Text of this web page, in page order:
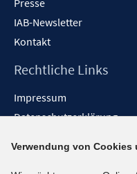
Presse
IAB-Newsletter
Kontakt
Rechtliche Links
Impressum
Datenschutzerklärung
Barrieren melden
Verwendung von